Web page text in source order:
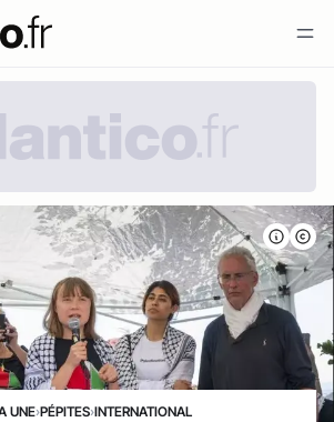
UNE›PÉPITES›INTERNATIONAL